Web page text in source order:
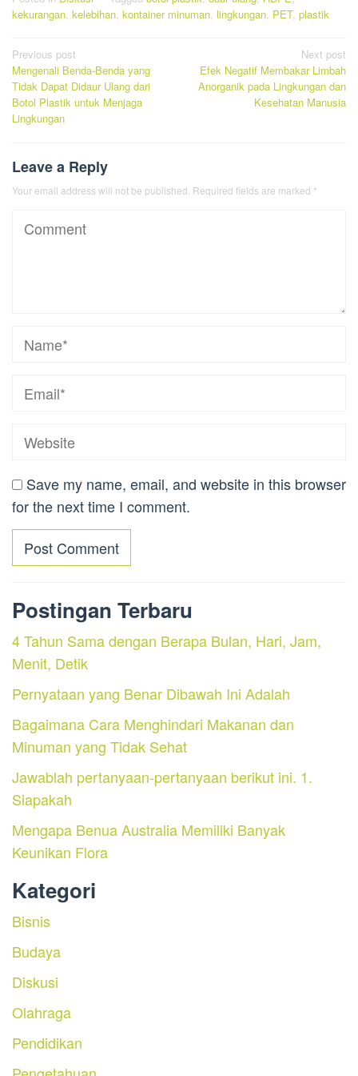
kekurangan kelebihan kontainer minuman lingkungan PET, plastik
Post
navigation
Previous post
Mengenali Benda-Benda yang
Tidak Dapat Didaur Ulang dari
Botol Plastik untuk Menjaga
Lingkungan
Next post
Efek Negatif Membakar Limbah
Anorganik pada Lingkungan dan
Kesehatan Manusia
Leave a Reply
Your email address will not be published. Required fields are marked *
Save my name, email, and website in this browser
for the next time I comment.
Postingan Terbaru
4 Tahun Sama dengan Berapa Bulan, Hari, Jam,
Menit, Detik
Pernyataan yang Benar Dibawah Ini Adalah
Bagaimana Cara Menghindari Makanan dan
Minuman yang Tidak Sehat
Jawablah pertanyaan-pertanyaan berikut ini. 1.
Siapakah
Mengapa Benua Australia Memiliki Banyak
Keunikan Flora
Kategori
Bisnis
Budaya
Diskusi
Olahraga
Pendidikan